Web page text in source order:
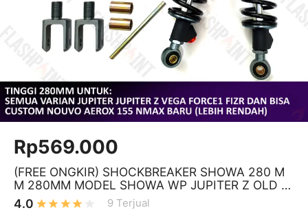
Rp569.000
(FREE ONGKIR) SHOCKBREAKER SHOWA 280 M
M 280MM MODEL SHOWA WP JUPITER Z OLD N
EW Z1 VEGA R ZR FORCE1 FIZR F1ZR FIZ R
4.0 9 Terjual